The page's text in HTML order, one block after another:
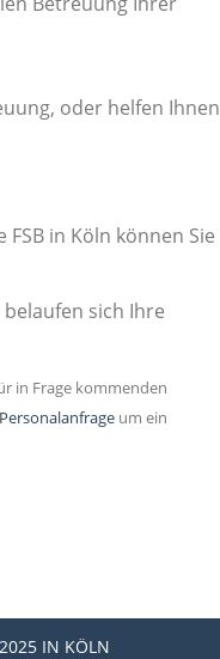
oder helfen Ihnen
in Köln können Sie
sich Ihre
in Frage kommenden
Personalanfrage um ein
IN KÖLN